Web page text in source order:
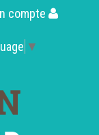
compte
▼